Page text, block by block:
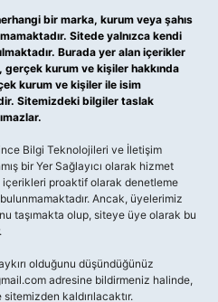
bir marka, kurum veya şahıs
Sitede yalnızca kendi
Burada yer alan içerikler
kurum ve kişiler hakkında
kurum ve kişiler ile isim
Sitemizdeki bilgiler taslak
Bilgi Teknolojileri ve İletişim
bir Yer Sağlayıcı olarak hizmet
proaktif olarak denetleme
Ancak, üyelerimiz
taşımakta olup, siteye üye olarak bu
olduğunu düşündüğünüz
adresine bildirmeniz halinde,
kaldırılacaktır.